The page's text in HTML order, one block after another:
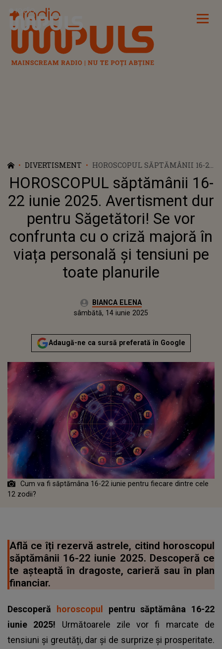
Radio Impuls
DIVERTISMENT
HOROSCOPUL SĂPTĂMÂNII 16-22
IUNIE 2025. AVERTISMENT DUR
PENTRU SĂGETĂTORI! SE VOR
CONFRUNTA CU O CRIZĂ
MAJORĂ ÎN VIAȚA PERSONALĂ
ȘI TENSIUNI PE TOATE
PLANURILE
HOROSCOPUL săptămânii 16-
22 iunie 2025. Avertisment dur
pentru Săgetători! Se vor
confrunta cu o criză majoră în
viața personală și tensiuni pe
toate planurile
Autor:BIANCA ELENA
Publicat:
sâmbătă, 14 iunie 2025
Adaugă-ne ca sursă preferată în Google
Cum va fi săptămâna 16-22 iunie pentru fiecare dintre cele
12 zodii?
Află ce îți rezervă astrele, citind horoscopul
săptămânii 16-22 iunie 2025. Descoperă ce
te așteaptă în dragoste, carieră sau în plan
financiar.
Descoperă horoscopul pentru săptămâna 16-22
iunie 2025! Următoarele zile vor fi marcate de
tensiuni și greutăți, dar și de surprize și prosperitate.